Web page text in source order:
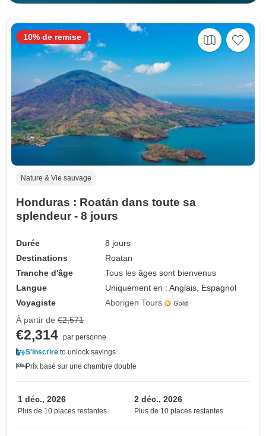
Nature & Vie sauvage
Honduras : Roatán dans toute sa
splendeur - 8 jours
Durée
8 jours
Destinations
Roatan
Tranche d'âge
Tous les âges sont bienvenus
Langue
Uniquement en : Anglais, Espagnol
Voyagiste
Aborigen Tours
10% de remise
À partir de €2,571
€2,314 par personne
S'inscrire to unlock savings
Prix basé sur une chambre double
1 déc., 2026
Plus de 10 places restantes
2 déc., 2026
Plus de 10 places restantes